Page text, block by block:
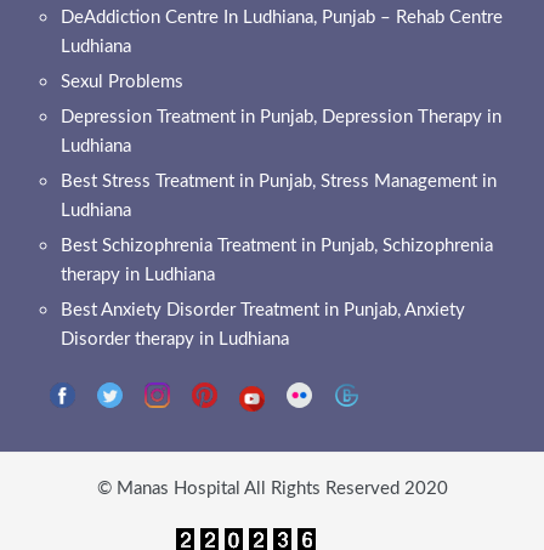
DeAddiction Centre In Ludhiana, Punjab – Rehab Centre
Ludhiana
Sexul Problems
Depression Treatment in Punjab, Depression Therapy in
Ludhiana
Best Stress Treatment in Punjab, Stress Management in
Ludhiana
Best Schizophrenia Treatment in Punjab, Schizophrenia
therapy in Ludhiana
Best Anxiety Disorder Treatment in Punjab, Anxiety
Disorder therapy in Ludhiana
© Manas Hospital All Rights Reserved 2020